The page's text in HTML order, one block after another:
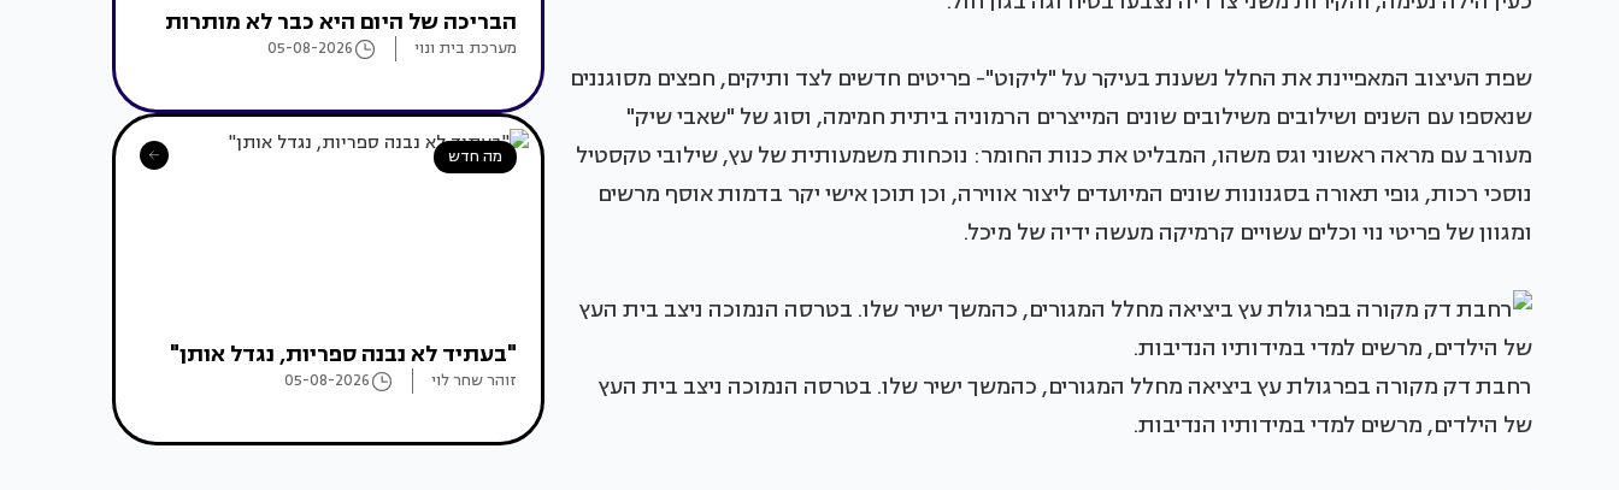
שפת העיצוב המאפיינת את החלל נשענת בעיקר על "ליקוט"- פריטים חדשים לצד ותיקים, חפצים מסוגננים
שנאספו עם השנים ושילובים משילובים שונים המייצרים הרמוניה ביתית חמימה, וסוג של "שאבי שיק"
מעורב עם מראה ראשוני וגס משהו, המבליט את כנות החומר: נוכחות משמעותית של עץ, שילובי טקסטיל
נוסכי רכות, גופי תאורה בסגנונות שונים המיועדים ליצור אווירה, וכן תוכן אישי יקר בדמות אוסף מרשים
ומגוון של פריטי נוי וכלים עשויים קרמיקה מעשה ידיה של מיכל.
רחבת דק מקורה בפרגולת עץ ביציאה מחלל המגורים, כהמשך ישיר שלו. בטרסה הנמוכה ניצב בית העץ
של הילדים, מרשים למדי במידותיו הנדיבות.
הבריכה של היום היא כבר לא מותרות
מערכת בית ונוי 05-08-2026
מה חדש
"בעתיד לא נבנה ספריות, נגדל אותן"
זוהר שחר לוי 05-08-2026